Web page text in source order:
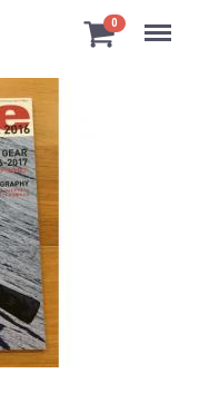
0 Menu